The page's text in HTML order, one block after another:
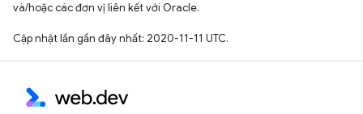
và/hoặc các đơn vị liên kết với Oracle.
Cập nhật lần gần đây nhất: 2020-11-11 UTC.